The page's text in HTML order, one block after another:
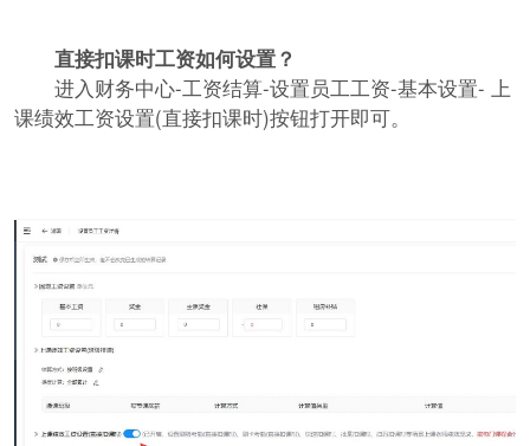
直接扣课时工资如何设置？
进入财务中心-工资结算-设置员工工资-基本设置- 上
课绩效工资设置(直接扣课时)按钮打开即可。